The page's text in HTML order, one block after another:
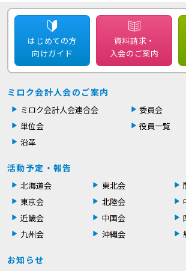
はじめての方
向けガイド
資料請求・
入会のご案内
ミロク会計人会のご案内
ミロク会計人会連合会
委員会
単位会
役員一覧
沿革
活動予定・報告
北海道会 東北会
東京会
北陸会
近畿会
中国会
九州会
沖縄会
お知らせ